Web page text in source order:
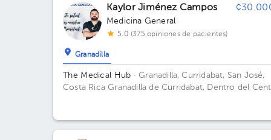
Kaylor Jiménez Campos
Medicina General
5.0 (375 opiniones de pacientes)
Granadilla
The Medical Hub · Granadilla, Curridabat, San José,
Costa RicaGranadilla de Curridabat, Dentro del